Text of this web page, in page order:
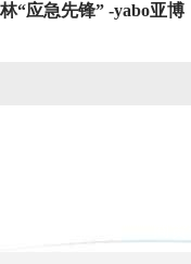
“应急先锋” -yabo亚博